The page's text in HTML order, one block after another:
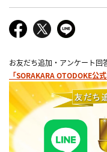
お友だち追加・アンケート回
「SORAKARA OTODOKE公